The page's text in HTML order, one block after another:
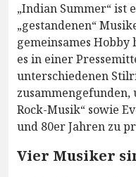
„Indian Summer“ ist
„gestandenen“
gemeinsames Hobby
es in einer
unterschiedenen
zusammengefunden,
Rock-Musik“ sowie
und 80er Jahren zu
Vier Musiker